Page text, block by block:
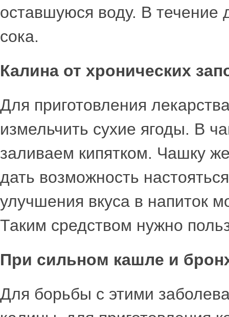
оставшуюся воду. В течение
сока.
Калина от хронических
Для приготовления
измельчить сухие ягоды. В
заливаем кипятком. Чашку
дать возможность
улучшения вкуса в напиток
Таким средством нужно
При сильном кашле и
Для борьбы с этими